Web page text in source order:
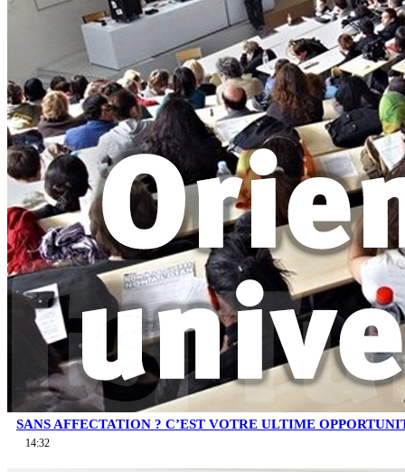
SANS AFFECTATION ? C’EST VOTRE ULTIME
14:32